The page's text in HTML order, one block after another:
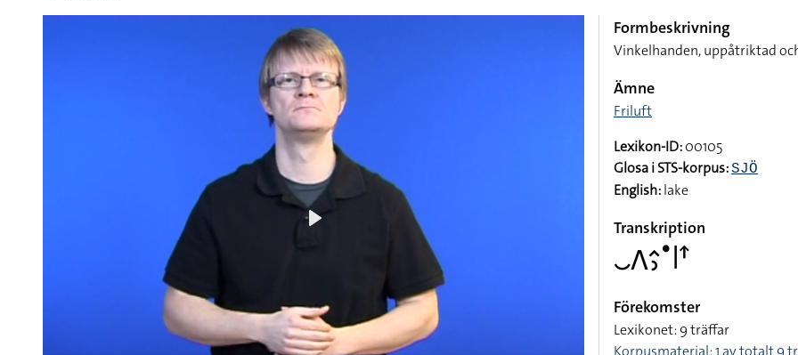
Formbeskrivning
Vinkelhanden, uppåtriktad
Ämne
Friluft
Lexikon-ID:00105
Glosa i STS-korpus:SJÖ
English:lake
Transkription
􌤛􌤣􌤵􌤶􌤟􌥼􌦃
Förekomster
Lexikonet: 9 träffar
Korpusmaterial: 1 av totalt 9